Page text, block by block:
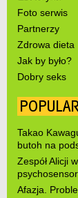
Foto serwis
Partnerzy
Zdrowa dieta
Jak by było?
Dobry seks
Takao
butoh na
Zespół Alicji
Afazja.